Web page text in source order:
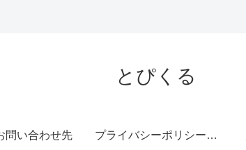
とぴくる
問い合わせ先 プライバシーポリシー・免責事項